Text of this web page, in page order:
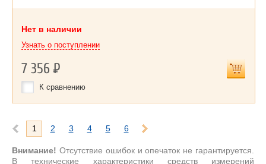
Нет в наличии
Узнать о поступлении
7 356Р
К сравнению
1 2 3 4 5 6
Внимание! Отсутствие ошибок и опечаток не гарантируется.
В технические характеристики средств измерений